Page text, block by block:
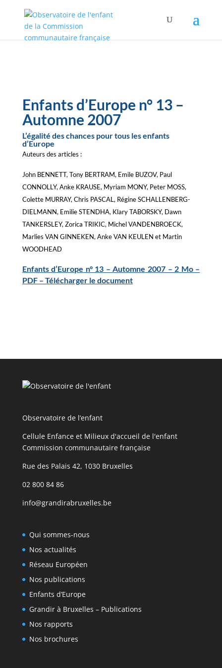
Enfants d’Europe n° 13 –
Automne 2007
L’égalité des chances pour tous les enfants
d’Europe
Auteurs des articles :
John BENNETT, Tony BERTRAM, Emile BUZOV, Paul
CONNOLLY, Anke KRAUSE, Myriam MONY, Peter MOSS,
Colette MURRAY, Chris PASCAL, Régine SCHALLENBERG-
DIELMANN, Emilie STENDHA, Klary TABORSKY, Dawn
TANKERSLEY, Zorica TRIKIC, Michel VANDENBROECK,
Marlies VAN GINNEKEN, Anke VAN KEULEN et Martin
WOODHEAD
Enfants d’Europe n° 13 – Automne 2007 – 2 Mo –
PDF – Télécharger le document
Observatoire de l’enfant
Cellule Enfance et Milieux d'accueil de l'enfant
Commission communautaire française
Rue des Palais 42, 1030 Bruxelles
02 800 84 86
info@grandirabruxelles.be
Qui sommes-nous
Nos actualités
Réseau Européen
Nos publications
Enfants d’Europe
Grandir à Bruxelles – Publications
Nos rapports
Nos brochures